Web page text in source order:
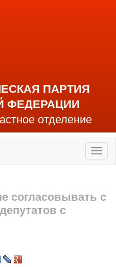
ПАРТИЯ
ФЕДЕРАЦИИ
отделение
согласовывать с
с